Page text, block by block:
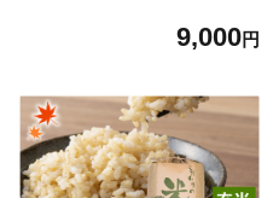
9,000円